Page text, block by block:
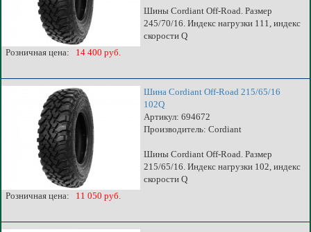
Шины Cordiant Off-Road. Размер
245/70/16. Индекс нагрузки 111, индекс
скорости Q
Розничная цена: 14 400 руб.
Шина Cordiant Off-Road 215/65/16
102Q
Артикул: 694672
Производитель: Cordiant
Шины Cordiant Off-Road. Размер
215/65/16. Индекс нагрузки 102, индекс
скорости Q
Розничная цена: 11 050 руб.